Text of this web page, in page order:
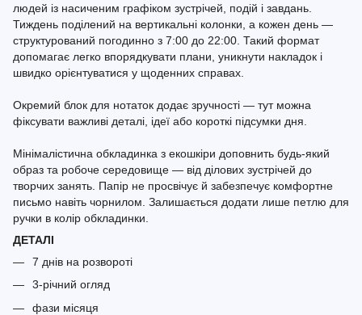
людей із насиченим графіком зустрічей, подій і завдань.
Тиждень поділений на вертикальні колонки, а кожен день —
структурований погодинно з 7:00 до 22:00. Такий формат
допомагає легко впорядкувати плани, уникнути накладок і
швидко орієнтуватися у щоденних справах.
Окремий блок для нотаток додає зручності — тут можна
фіксувати важливі деталі, ідеї або короткі підсумки дня.
Мінімалістична обкладинка з екошкіри доповнить будь-який
образ та робоче середовище — від ділових зустрічей до
творчих занять. Папір не просвічує й забезпечує комфортне
письмо навіть чорнилом. Залишається додати лише петлю для
ручки в колір обкладинки.
ДЕТАЛІ
7 днів на розвороті
3-річний огляд
фази місяця